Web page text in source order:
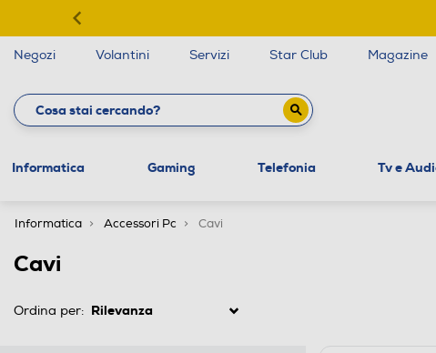
Negozi Volantini Servizi Star Club Magazine
Informatica Gaming Telefonia Tv e
Informatica Accessori Pc Cavi
Cavi
Ordina per: